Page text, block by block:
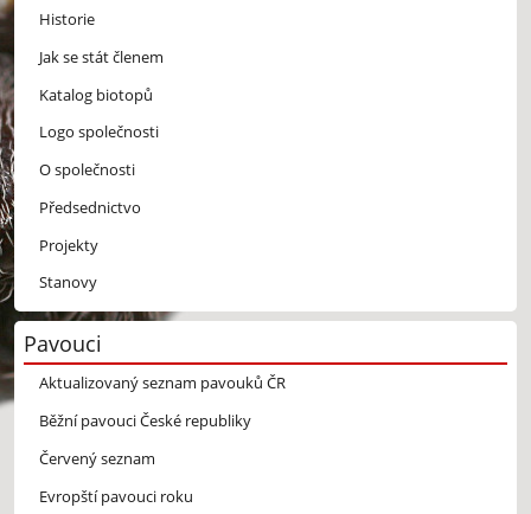
Historie
Jak se stát členem
Katalog biotopů
Logo společnosti
O společnosti
Předsednictvo
Projekty
Stanovy
Pavouci
Aktualizovaný seznam pavouků ČR
Běžní pavouci České republiky
Červený seznam
Evropští pavouci roku